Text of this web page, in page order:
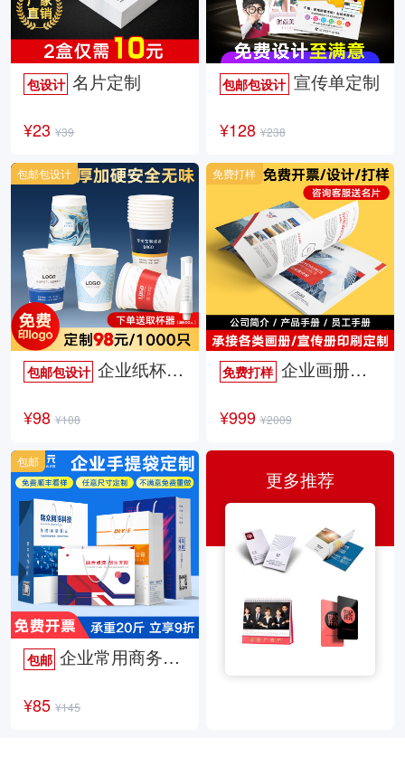
包设计 名片定制
¥23 ¥39
包邮包设计宣传单定制
¥128 ¥238
包邮包设计 企业纸杯定制
¥98 ¥108
包邮包设计
免费打样企业画册定制
¥999 ¥2009
免费打样
包邮 企业常用商务手提袋
¥85 ¥145
包邮
更多推荐